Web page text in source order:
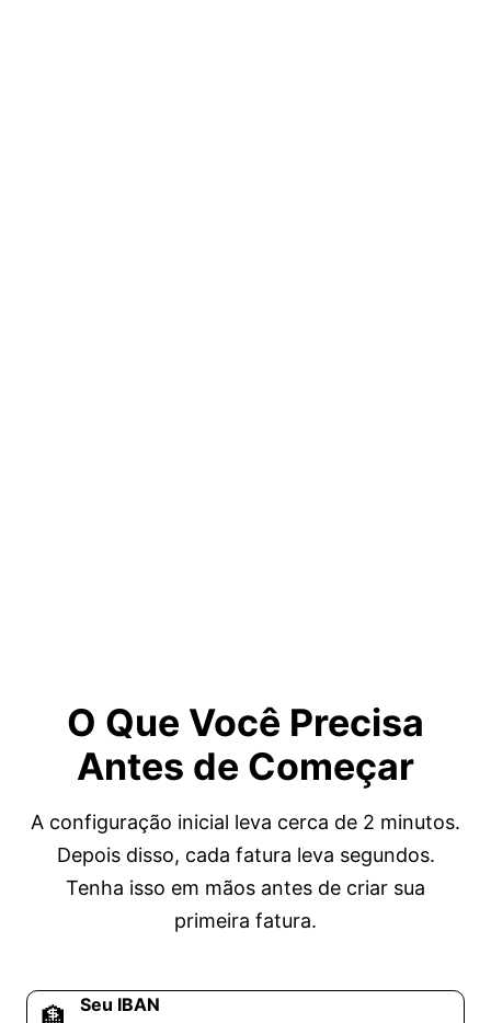
O Que Você Precisa
Antes de Começar
A configuração inicial leva cerca de 2 minutos.
Depois disso, cada fatura leva segundos.
Tenha isso em mãos antes de criar sua
primeira fatura.
Seu IBAN